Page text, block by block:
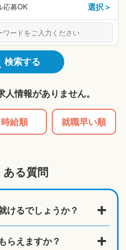
応募OK 選択＞
検索する
情報がありません。
時給順 就職早い順
ある質問
けるでしょうか？
らえますか？